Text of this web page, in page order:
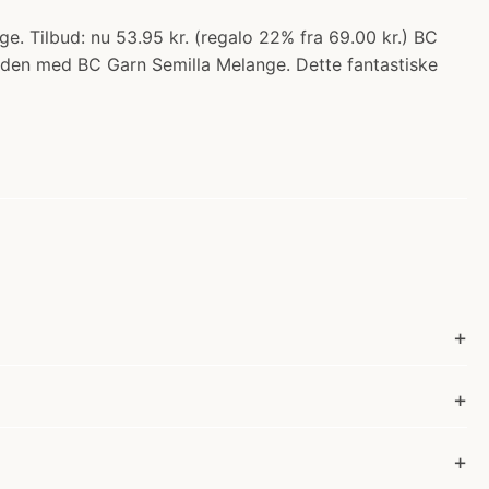
Tilbud: nu 53.95 kr. (regalo 22% fra 69.00 kr.) BC
med BC Garn Semilla Melange. Dette fantastiske